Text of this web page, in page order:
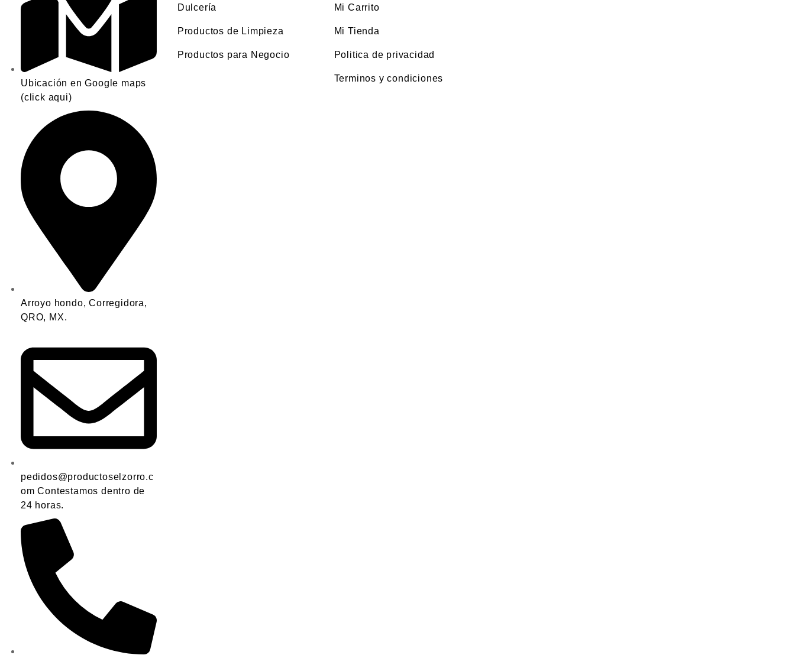
Ubicación en Google maps
(click aqui)
Arroyo hondo, Corregidora,
QRO, MX.
pedidos@productoselzorro.c
om Contestamos dentro de
24 horas.
Dulcería
Productos de Limpieza
Productos para Negocio
Mi Carrito
Mi Tienda
Politica de privacidad
Terminos y condiciones